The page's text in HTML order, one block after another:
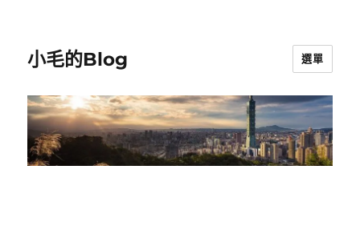
小毛的Blog 選單